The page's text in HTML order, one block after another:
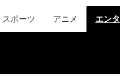
スポーツ アニメ エン